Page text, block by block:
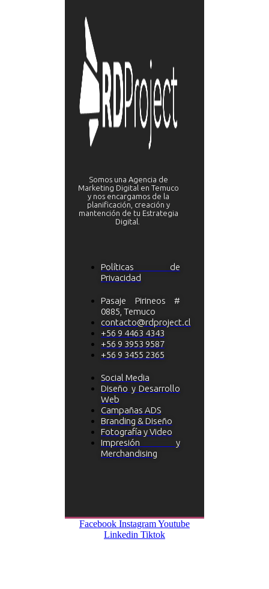
Somos una Agencia de
Marketing Digital en Temuco
y nos encargamos de la
planificación, creación y
mantención de tu Estrategia
Digital.
Políticas de
Privacidad
Pasaje Pirineos #
0885, Temuco
contacto@rdproject.cl
+56 9 4463 4343
+56 9 3953 9587
+56 9 3455 2365
Social Media
Diseño y Desarrollo
Web
Campañas ADS
Branding & Diseño
Fotografía y Video
Impresión y
Merchandising
Facebook InstagramYoutube
Linkedin Tiktok